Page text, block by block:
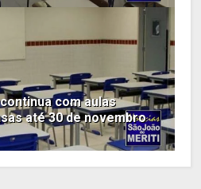
com aulas
até 30 de novembro